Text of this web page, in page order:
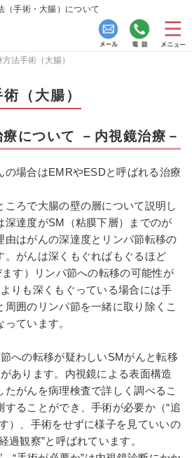
（手術・大腸）について
方法手術（大腸）
術（大腸）
について －内視鏡治療－
の場合はEMRやESDと呼ばれる治療
ころで大腸の壁の層について説明し
深達度がSM（粘膜下層）までのが
由はがんの深達度とリンパ節転移の
。がんは深くもぐればもぐるほど
ます）リンパ節への転移の可能性が
りも深くもぐっている場合には手
囲のリンパ節を一緒に取り除くこ
ています。
への転移が疑わしいSMがんと転移
あります。内視鏡による表面構造
がんを病理検査で詳しく調べるこ
することができ、手術が必要か（“追
）、手術をせずに様子を見ていいの
過観察”と呼ばれています。